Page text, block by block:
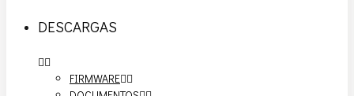
DESCARGAS
FIRMWARE